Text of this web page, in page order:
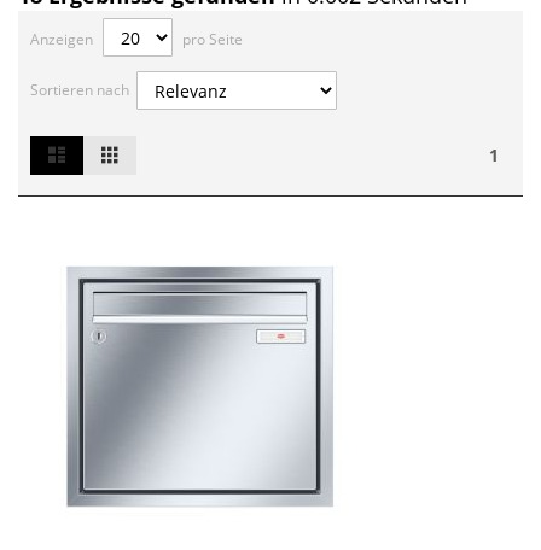
Anzeigen pro Seite
Sortieren nach
1
Ansicht
als